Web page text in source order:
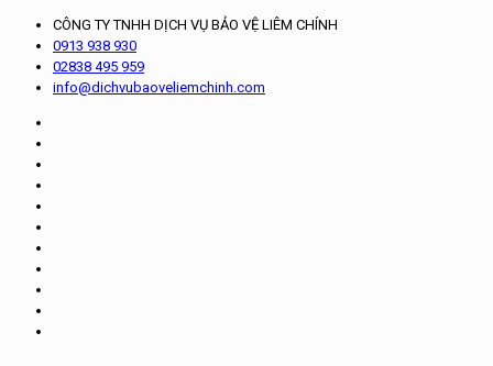
CÔNG TY TNHH DỊCH VỤ BẢO VỆ LIÊM CHÍNH
0913 938 930
02838 495 959
info@dichvubaoveliemchinh.com